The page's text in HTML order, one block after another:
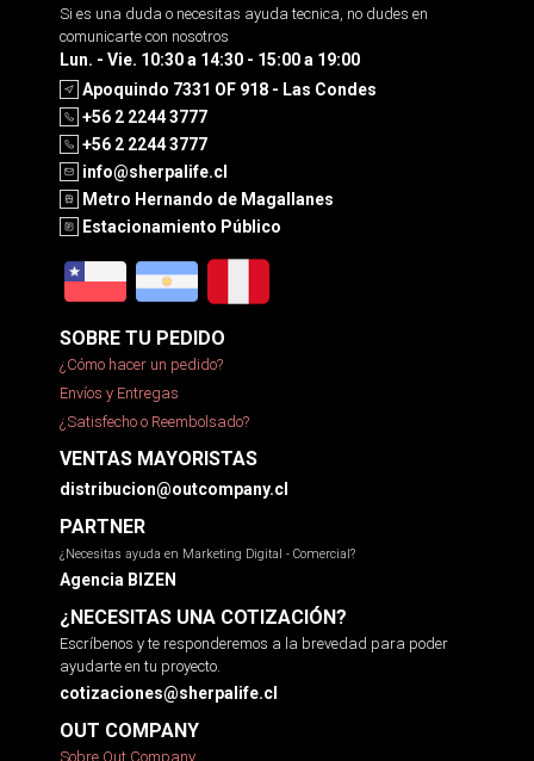
Si es una duda o necesitas ayuda tecnica, no dudes en
comunicarte con nosotros
Lun. - Vie. 10:30 a 14:30 - 15:00 a 19:00
Apoquindo 7331 OF 918 - Las Condes
+56 2 2244 3777
+56 2 2244 3777
info@sherpalife.cl
Metro Hernando de Magallanes
Estacionamiento Público
SOBRE TU PEDIDO
¿Cómo hacer un pedido?
Envíos y Entregas
¿Satisfecho o Reembolsado?
VENTAS MAYORISTAS
distribucion@outcompany.cl
PARTNER
¿Necesitas ayuda en Marketing Digital - Comercial?
Agencia BIZEN
¿NECESITAS UNA COTIZACIÓN?
Escríbenos y te responderemos a la brevedad para poder
ayudarte en tu proyecto.
cotizaciones@sherpalife.cl
OUT COMPANY
Sobre Out Company